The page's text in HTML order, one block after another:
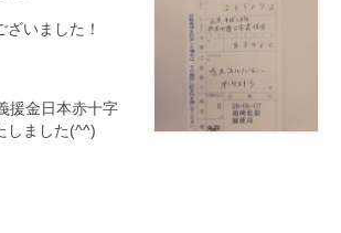
いました！
援金日本赤十字
しました(^^)